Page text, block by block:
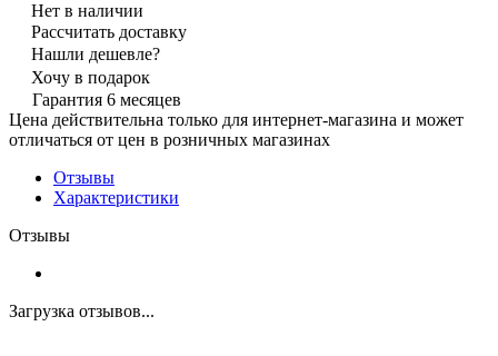
Нет в наличии
Рассчитать доставку
Нашли дешевле?
Хочу в подарок
Гарантия 6 месяцев
Цена действительна только для интернет-магазина и может
отличаться от цен в розничных магазинах
Отзывы
Характеристики
Отзывы
Загрузка отзывов...